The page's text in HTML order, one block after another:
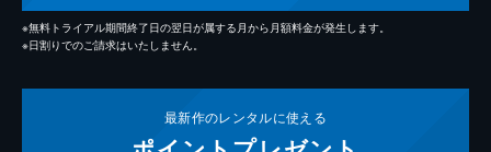
※無料トライアル期間終了日の翌日が属する月から月額料金が発生します。
※日割りでのご請求はいたしません。
最新作のレンタルに使える